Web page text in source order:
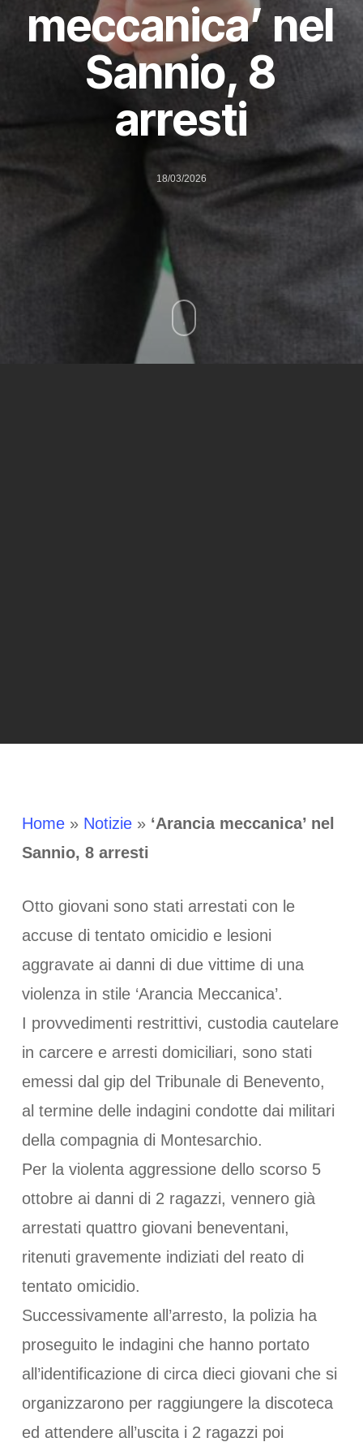
meccanica’ nel
Sannio, 8
arresti
18/03/2026
Home» Notizie» ‘Arancia meccanica’ nel
Sannio, 8 arresti
Otto giovani sono stati arrestati con le
accuse di tentato omicidio e lesioni
aggravate ai danni di due vittime di una
violenza in stile ‘Arancia Meccanica’.
I provvedimenti restrittivi, custodia cautelare
in carcere e arresti domiciliari, sono stati
emessi dal gip del Tribunale di Benevento,
al termine delle indagini condotte dai militari
della compagnia di Montesarchio.
Per la violenta aggressione dello scorso 5
ottobre ai danni di 2 ragazzi, vennero già
arrestati quattro giovani beneventani,
ritenuti gravemente indiziati del reato di
tentato omicidio.
Successivamente all’arresto, la polizia ha
proseguito le indagini che hanno portato
all’identificazione di circa dieci giovani che si
organizzarono per raggiungere la discoteca
ed attendere all’uscita i 2 ragazzi poi